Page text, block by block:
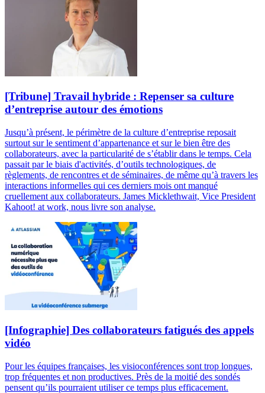
[Tribune] Travail hybride : Repenser sa culture
d’entreprise autour des émotions
Jusqu’à présent, le périmètre de la culture d’entreprise reposait
surtout sur le sentiment d’appartenance et sur le bien être des
collaborateurs, avec la particularité de s’établir dans le temps. Cela
passait par le biais d'activités, d’outils technologiques, de
règlements, de rencontres et de séminaires, de même qu’à travers les
interactions informelles qui ces derniers mois ont manqué
cruellement aux collaborateurs. James Micklethwait, Vice President
Kahoot! at work, nous livre son analyse.
[Infographie] Des collaborateurs fatigués des appels
vidéo
Pour les équipes françaises, les visioconférences sont trop longues,
trop fréquentes et non productives. Près de la moitié des sondés
pensent qu’ils pourraient utiliser ce temps plus efficacement.